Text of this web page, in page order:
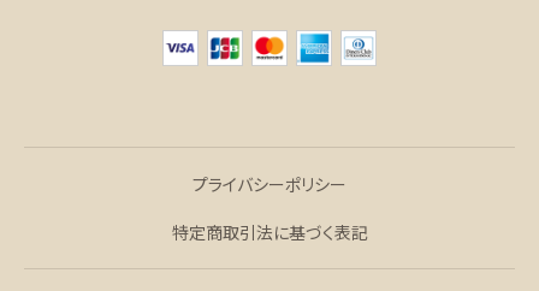
プライバシーポリシー
特定商取引法に基づく表記